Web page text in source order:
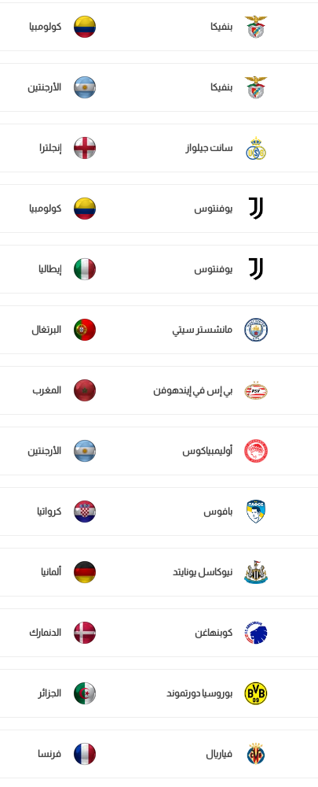
بنفيكا كولومبيا
بنفيكا الأرجنتين
سانت جيلواز إنجلترا
يوفنتوس كولومبيا
يوفنتوس إيطاليا
مانشستر سيتي البرتغال
بي إس في إيندهوفن المغرب
أوليمبياكوس الأرجنتين
بافوس كرواتيا
نيوكاسل يونايتد ألمانيا
كوبنهاغن الدنمارك
بوروسيا دورتموند الجزائر
فياريال فرنسا